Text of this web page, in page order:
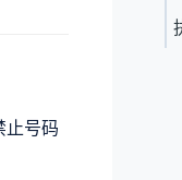
止号码